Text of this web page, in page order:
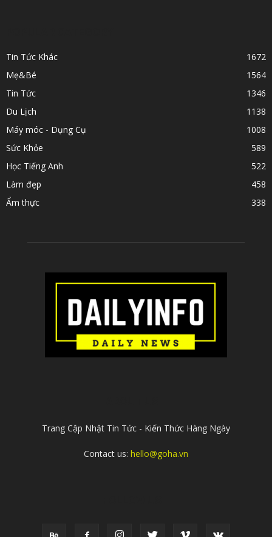
Tin Tức Khác
1672
Mẹ&Bé
1564
Tin Tức
1346
Du Lịch
1138
Máy móc - Dụng Cụ
1008
Sức Khỏe
589
Học Tiếng Anh
522
Làm đẹp
458
Ẩm thực
338
Trang Cập Nhật Tin Tức - Kiến Thức Hàng Ngày
Contact us: hello@goha.vn